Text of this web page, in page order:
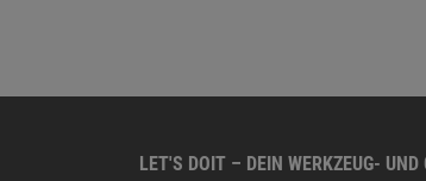
LET'S DOIT – DEIN WERKZEUG-